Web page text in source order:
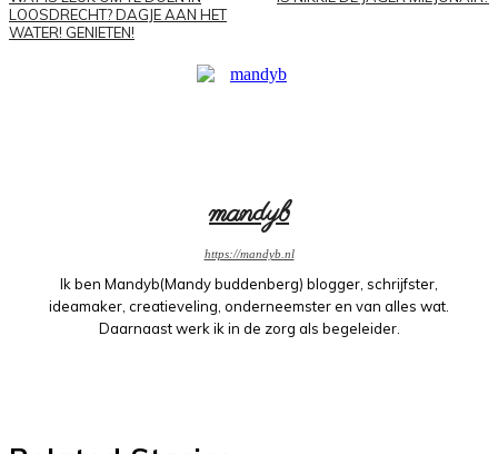
LOOSDRECHT? DAGJE AAN HET
WATER! GENIETEN!
mandyb
https://mandyb.nl
Ik ben Mandyb(Mandy buddenberg) blogger, schrijfster,
ideamaker, creatieveling, onderneemster en van alles wat.
Daarnaast werk ik in de zorg als begeleider.